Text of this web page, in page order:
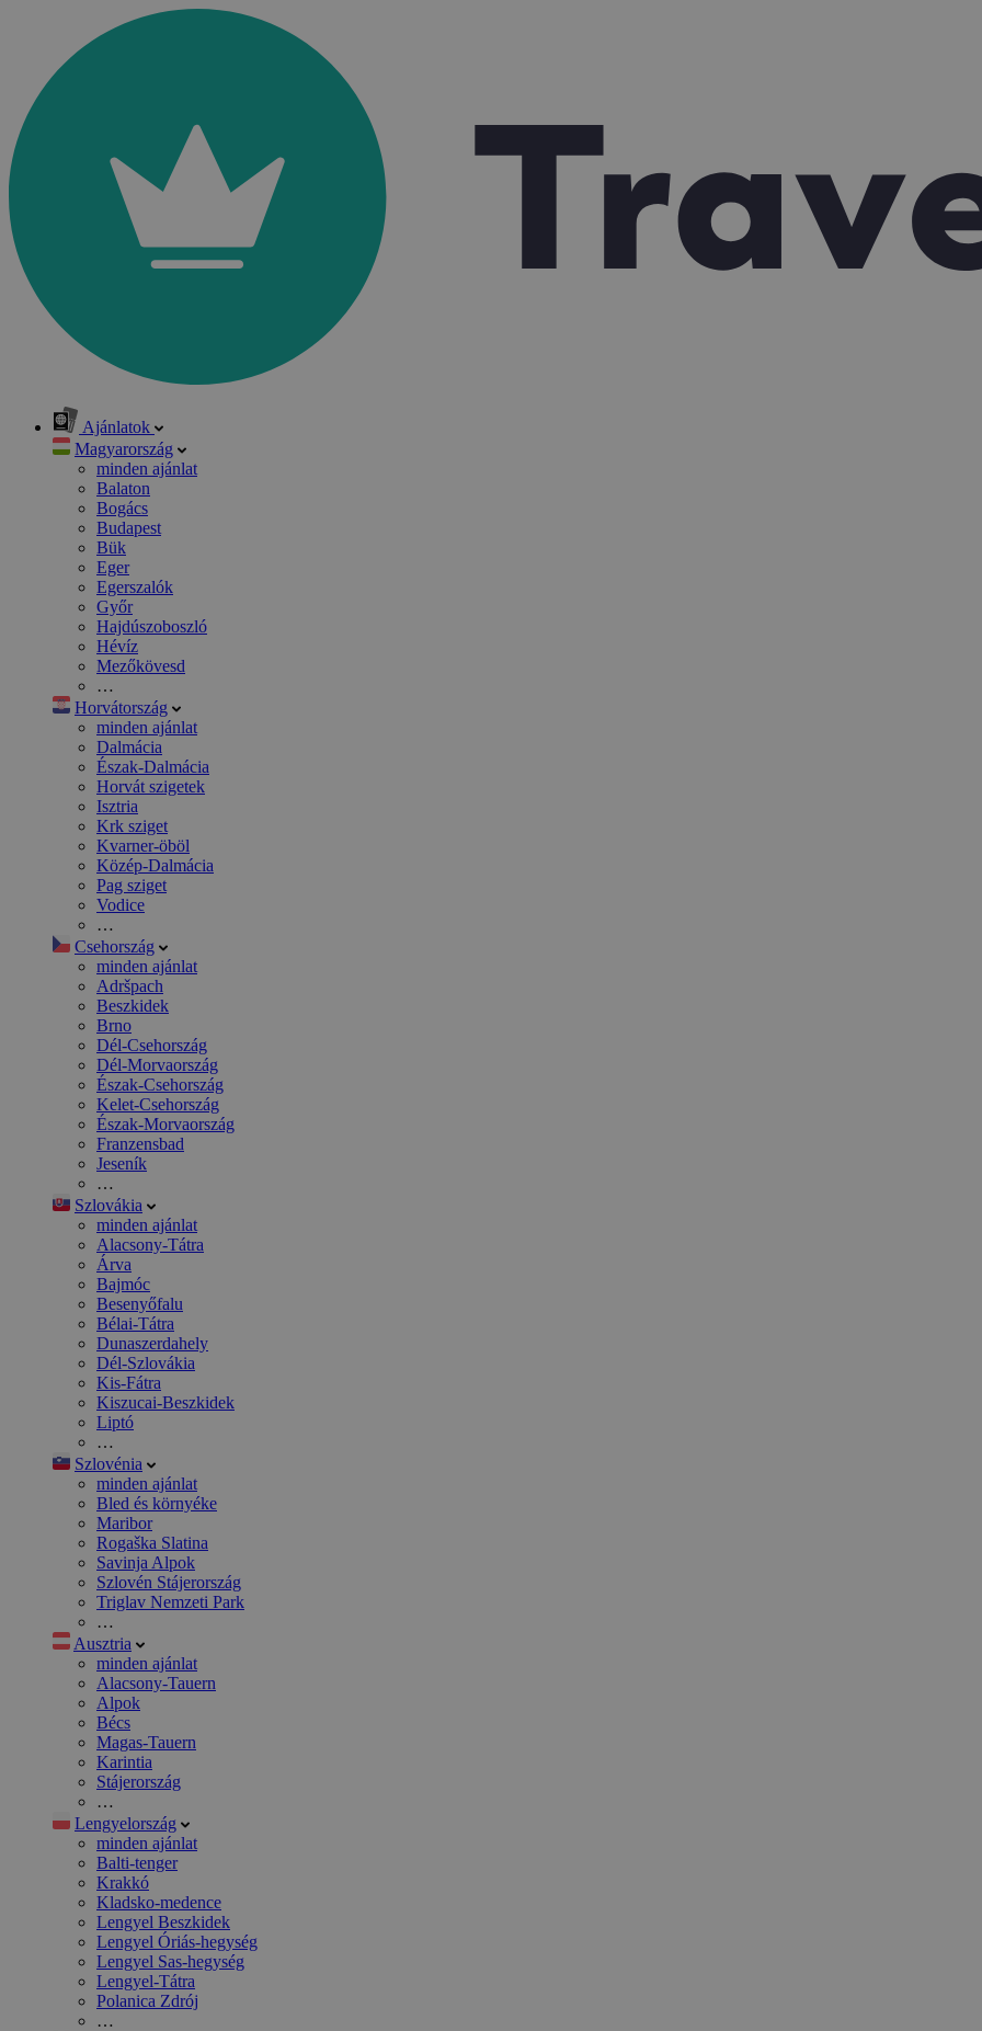
Ajánlatok
Magyarország
minden ajánlat
Balaton
Bogács
Budapest
Bük
Eger
Egerszalók
Győr
Hajdúszoboszló
Hévíz
Mezőkövesd
…
Horvátország
minden ajánlat
Dalmácia
Észak-Dalmácia
Horvát szigetek
Isztria
Krk sziget
Kvarner-öböl
Közép-Dalmácia
Pag sziget
Vodice
…
Csehország
minden ajánlat
Adršpach
Beszkidek
Brno
Dél-Csehország
Dél-Morvaország
Észak-Csehország
Kelet-Csehország
Észak-Morvaország
Franzensbad
Jeseník
…
Szlovákia
minden ajánlat
Alacsony-Tátra
Árva
Bajmóc
Besenyőfalu
Bélai-Tátra
Dunaszerdahely
Dél-Szlovákia
Kis-Fátra
Kiszucai-Beszkidek
Liptó
…
Szlovénia
minden ajánlat
Bled és környéke
Maribor
Rogaška Slatina
Savinja Alpok
Szlovén Stájerország
Triglav Nemzeti Park
…
Ausztria
minden ajánlat
Alacsony-Tauern
Alpok
Bécs
Magas-Tauern
Karintia
Stájerország
…
Lengyelország
minden ajánlat
Balti-tenger
Krakkó
Kladsko-medence
Lengyel Beszkidek
Lengyel Óriás-hegység
Lengyel Sas-hegység
Lengyel-Tátra
Polanica Zdrój
…